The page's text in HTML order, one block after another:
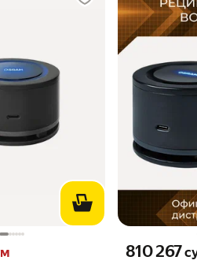
Цена 810267
810 267